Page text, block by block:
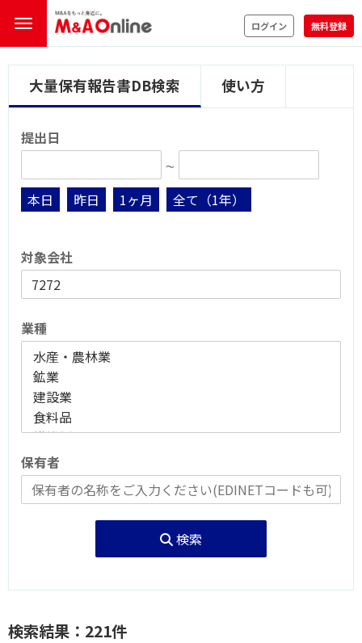
ログイン 無料登録
大量保有報告書DB検索 使い方
提出日
∼
本日
昨日 1ヶ月 全て（1年）
対象会社
業種
保有者
検索
検索結果：221件